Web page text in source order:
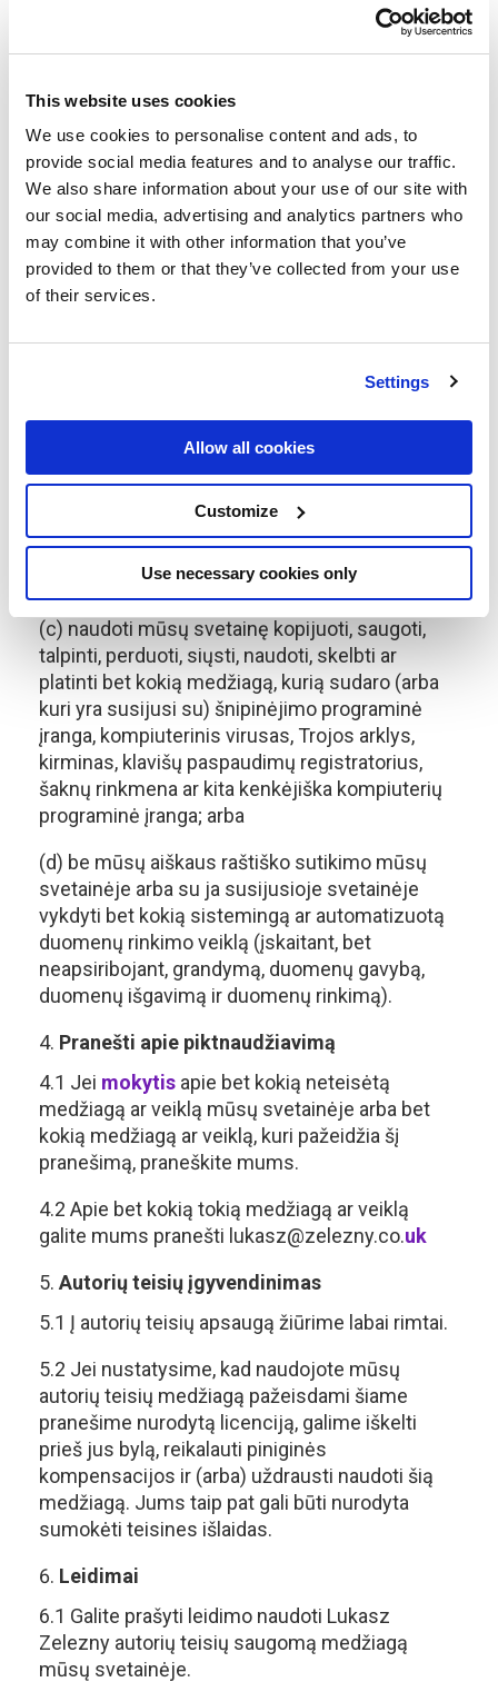
This website uses cookies
We use cookies to personalise content and ads, to
provide social media features and to analyse our traffic.
We also share information about your use of our site with
our social media, advertising and analytics partners who
may combine it with other information that you’ve
provided to them or that they’ve collected from your use
of their services.
Settings
Allow all cookies
Customize
Use necessary cookies only
(c) viešai rodyti bet kokią mūsų svetainės
(e) platinti mūsų svetainėje esančią medžiagą,
išskyrus atvejus, kai tai aiškiai leidžiama šiame
pranešime.
Priimtinas naudojimas
3.1 Negalima:
(a) naudoti mūsų svetainę bet kokiu būdu arba
imtis bet kokių veiksmų, kurie sukelia arba gali
(b) naudoti mūsų svetainę bet kokiu būdu,
žalinga arba susijusi su bet kokiu neteisėtu,
neteisėtu, nesąžiningu ar žalingu tikslu ar veikla;
(c) naudoti mūsų svetainę kopijuoti, saugoti,
talpinti, perduoti, siųsti, naudoti, skelbti ar
platinti bet kokią medžiagą, kurią sudaro (arba
kuri yra susijusi su) šnipinėjimo programinė
įranga, kompiuterinis virusas, Trojos arklys,
kirminas, klavišų paspaudimų registratorius,
šaknų rinkmena ar kita kenkėjiška kompiuterių
programinė įranga; arba
(d) be mūsų aiškaus raštiško sutikimo mūsų
svetainėje arba su ja susijusioje svetainėje
vykdyti bet kokią sistemingą ar automatizuotą
duomenų rinkimo veiklą (įskaitant, bet
neapsiribojant, grandymą, duomenų gavybą,
duomenų išgavimą ir duomenų rinkimą).
Pranešti apie piktnaudžiavimą
4.1 Jei mokytis apie bet kokią neteisėtą
medžiagą ar veiklą mūsų svetainėje arba bet
kokią medžiagą ar veiklą, kuri pažeidžia šį
pranešimą, praneškite mums.
4.2 Apie bet kokią tokią medžiagą ar veiklą
galite mums pranešti lukasz@zelezny.co.uk
Autorių teisių įgyvendinimas
5.1 Į autorių teisių apsaugą žiūrime labai rimtai.
5.2 Jei nustatysime, kad naudojote mūsų
autorių teisių medžiagą pažeisdami šiame
pranešime nurodytą licenciją, galime iškelti
prieš jus bylą, reikalauti piniginės
kompensacijos ir (arba) uždrausti naudoti šią
medžiagą. Jums taip pat gali būti nurodyta
sumokėti teisines išlaidas.
Leidimai
6.1 Galite prašyti leidimo naudoti Lukasz
Zelezny autorių teisių saugomą medžiagą
mūsų svetainėje.